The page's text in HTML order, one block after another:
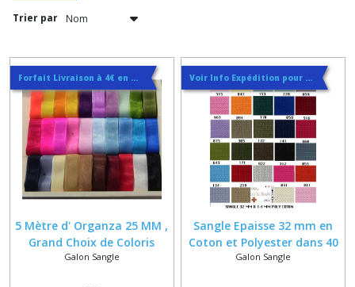
Trier par
Forfait Livraison à 4€ en Courrier Suivi
5 Mètre d' Organza 25 MM ,
Grand Choix de Coloris
Disponibles
Galon Sangle
Voir Info Expédition pour Régler les Frais de Port au Meilleur Prix , En haut d'ecran à Droite
Sangle Epaisse 32 mm en
Coton et Polyester dans 40
coloris
Galon Sangle
REPARATION
(5)
Afficher
résultats